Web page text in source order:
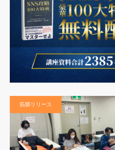
筋膜リリース